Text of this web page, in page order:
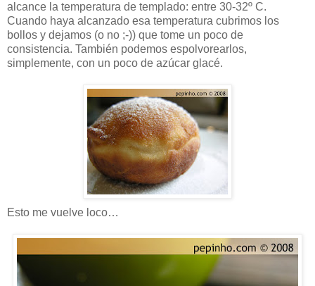
alcance la temperatura de templado: entre 30-32º C.
Cuando haya alcanzado esa temperatura cubrimos los
bollos y dejamos (o no ;-)) que tome un poco de
consistencia. También podemos espolvorearlos,
simplemente, con un poco de azúcar glacé.
Esto me vuelve loco…